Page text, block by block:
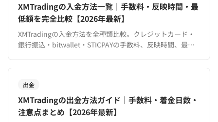
XMTradingの入金方法一覧｜手数料・反映時間・最
低額を完全比較【2026年最新】
XMTradingの入金方法を全種類比較。クレジットカード・
銀行振込・bitwallet・STICPAYの手数料、反映時間、最低
出金
XMTradingの出金方法ガイド｜手数料・着金日数・
注意点まとめ【2026年最新】